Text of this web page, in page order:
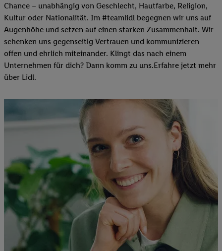
Chance – unabhängig von Geschlecht, Hautfarbe, Religion,
Kultur oder Nationalität. Im #teamlidl begegnen wir uns auf
Augenhöhe und setzen auf einen starken Zusammenhalt. Wir
schenken uns gegenseitig Vertrauen und kommunizieren
offen und ehrlich miteinander. Klingt das nach einem
Unternehmen für dich? Dann komm zu uns.​Erfahre jetzt mehr
über Lidl.